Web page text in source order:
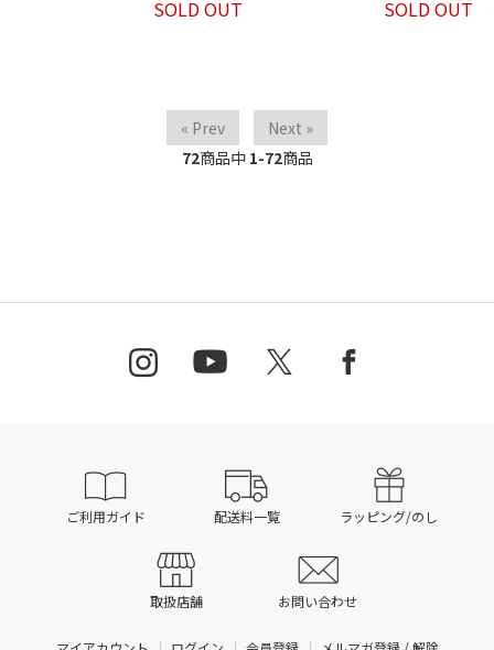
SOLD OUT SOLD OUT
« Prev
Next »
72商品中 1-72商品
ご利用ガイド 配送料一覧 ラッピング/のし
取扱店舗 お問い合わせ